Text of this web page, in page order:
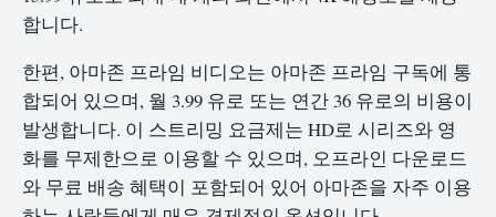
합니다.
한편, 아마존 프라임 비디오는 아마존 프라임 구독에 통
합되어 있으며, 월 3.99 유로 또는 연간 36 유로의 비용이
발생합니다. 이 스트리밍 요금제는 HD로 시리즈와 영
화를 무제한으로 이용할 수 있으며, 오프라인 다운로드
와 무료 배송 혜택이 포함되어 있어 아마존을 자주 이용